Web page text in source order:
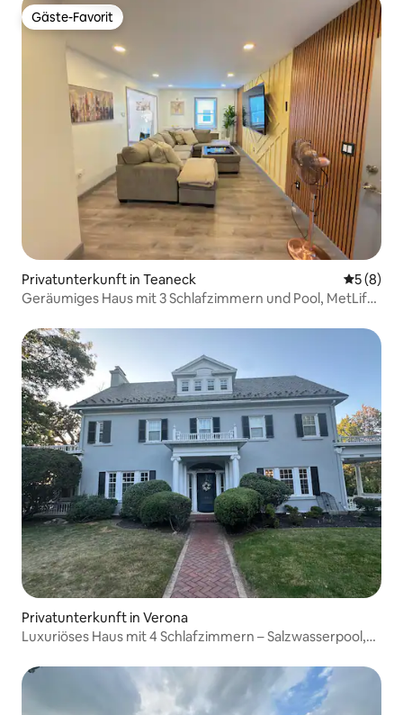
Gäste-Favorit
Gäste-Favorit
Privatunterkunft in Teaneck
5 (8)
Geräumiges Haus mit 3 Schlafzimmern und Pool, MetLife,
Privatunterkunft in Verona
Luxuriöses Haus mit 4 Schlafzimmern – Salzwasserpool,